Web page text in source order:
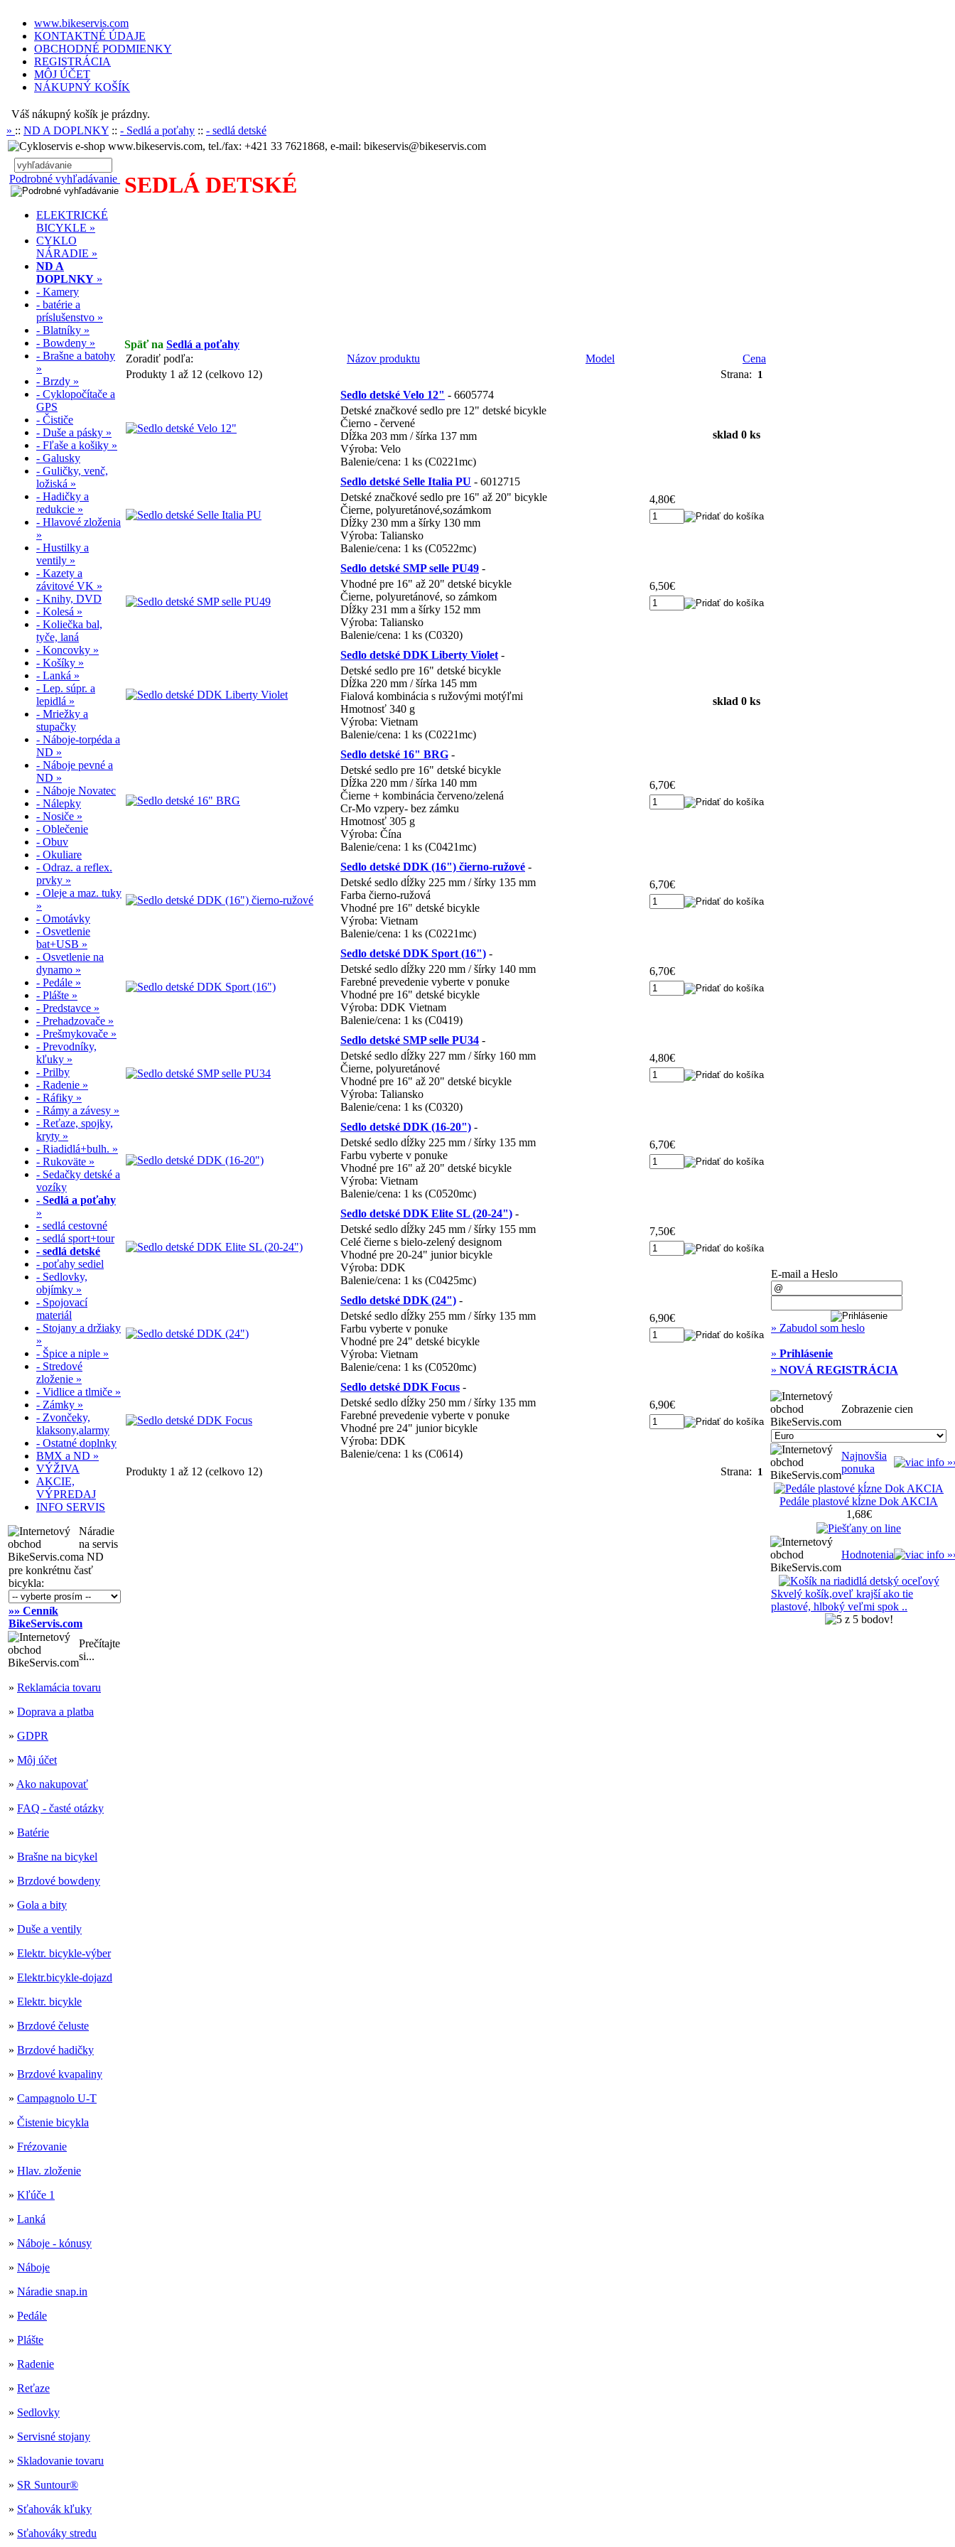
www.bikeservis.com
KONTAKTNÉ ÚDAJE
OBCHODNÉ PODMIENKY
REGISTRÁCIA
MÔJ ÚČET
NÁKUPNÝ KOŠÍK
Váš nákupný košík je prázdny.
» :: ND A DOPLNKY :: - Sedlá a poťahy :: - sedlá detské
www.bikeservis.com, tel./fax: +421 33 7621868, e-mail: bikeservis@bikeservis.com
Podrobné vyhľadávanie
ELEKTRICKÉ
BICYKLE »
CYKLO
NÁRADIE »
ND A
DOPLNKY »
- Kamery
- batérie a
príslušenstvo »
- Blatníky »
- Bowdeny »
- Brašne a batohy
»
- Brzdy »
- Cyklopočítače a
GPS
- Čističe
- Duše a pásky »
- Fľaše a košiky »
- Galusky
- Guličky, venč,
ložiská »
- Hadičky a
redukcie »
- Hlavové zloženia
»
- Hustilky a
ventily »
- Kazety a
závitové VK »
- Knihy, DVD
- Kolesá »
- Koliečka bal,
tyče, laná
- Koncovky »
- Košíky »
- Lanká »
- Lep. súpr. a
lepidlá »
- Mriežky a
stupačky
- Náboje-torpéda a
ND »
- Náboje pevné a
ND »
- Náboje Novatec
- Nálepky
- Nosiče »
- Oblečenie
- Obuv
- Okuliare
- Odraz. a reflex.
prvky »
- Oleje a maz. tuky
»
- Omotávky
- Osvetlenie
bat+USB »
- Osvetlenie na
dynamo »
- Pedále »
- Plášte »
- Predstavce »
- Prehadzovače »
- Prešmykovače »
- Prevodníky,
kľuky »
- Prilby
- Radenie »
- Ráfiky »
- Rámy a závesy »
- Reťaze, spojky,
kryty »
- Riadidlá+bulh. »
- Rukoväte »
- Sedačky detské a
vozíky
- Sedlá a poťahy
»
- sedlá cestovné
- sedlá sport+tour
- sedlá detské
- poťahy sediel
- Sedlovky,
objímky »
- Spojovací
materiál
- Stojany a držiaky
»
- Špice a niple »
- Stredové
zloženie »
- Vidlice a tlmiče »
- Zámky »
- Zvončeky,
klaksony,alarmy
- Ostatné doplnky
BMX a ND »
VÝŽIVA
AKCIE,
VÝPREDAJ
INFO SERVIS
Náradie
na servis
a ND
pre konkrétnu časť
bicykla:
»» Cenník
BikeServis.com
Prečítajte
si...
» Reklamácia tovaru
» Doprava a platba
» GDPR
» Môj účet
» Ako nakupovať
» FAQ - časté otázky
» Batérie
» Brašne na bicykel
» Brzdové bowdeny
» Gola a bity
» Duše a ventily
» Elektr. bicykle-výber
» Elektr.bicykle-dojazd
» Elektr. bicykle
» Brzdové čeluste
» Brzdové hadičky
» Brzdové kvapaliny
» Campagnolo U-T
» Čistenie bicykla
» Frézovanie
» Hlav. zloženie
» Kľúče 1
» Lanká
» Náboje - kónusy
» Náboje
» Náradie snap.in
» Pedále
» Plášte
» Radenie
» Reťaze
» Sedlovky
» Servisné stojany
» Skladovanie tovaru
» SR Suntour®
» Sťahovák kľuky
» Sťahováky stredu
SEDLÁ DETSKÉ
Späť na Sedlá a poťahy
Zoradiť podľa:
Názov produktu Model
Cena
Produkty 1 až 12 (celkovo 12)
Strana: 1
Sedlo detské Velo 12" - 6605774
Detské značkové sedlo pre 12" detské bicykle
Čierno - červené
Dĺžka 203 mm / šírka 137 mm
Výroba: Velo
Balenie/cena: 1 ks (C0221mc)
sklad 0 ks
Sedlo detské Selle Italia PU - 6012715
Detské značkové sedlo pre 16" až 20" bicykle
Čierne, polyuretánové,sozámkom
Dĺžky 230 mm a šírky 130 mm
Výroba: Taliansko
Balenie/cena: 1 ks (C0522mc)
4,80€
Sedlo detské SMP selle PU49 -
Vhodné pre 16" až 20" detské bicykle
Čierne, polyuretánové, so zámkom
Dĺžky 231 mm a šírky 152 mm
Výroba: Taliansko
Balenie/cena: 1 ks (C0320)
6,50€
Sedlo detské DDK Liberty Violet -
Detské sedlo pre 16" detské bicykle
Dĺžka 220 mm / šírka 145 mm
Fialová kombinácia s ružovými motýľmi
Hmotnosť 340 g
Výroba: Vietnam
Balenie/cena: 1 ks (C0221mc)
sklad 0 ks
Sedlo detské 16" BRG -
Detské sedlo pre 16" detské bicykle
Dĺžka 220 mm / šírka 140 mm
Čierne + kombinácia červeno/zelená
Cr-Mo vzpery- bez zámku
Hmotnosť 305 g
Výroba: Čína
Balenie/cena: 1 ks (C0421mc)
6,70€
Sedlo detské DDK (16") čierno-ružové -
Detské sedlo dĺžky 225 mm / šírky 135 mm
Farba čierno-ružová
Vhodné pre 16" detské bicykle
Výroba: Vietnam
Balenie/cena: 1 ks (C0221mc)
6,70€
Sedlo detské DDK Sport (16") -
Detské sedlo dĺžky 220 mm / šírky 140 mm
Farebné prevedenie vyberte v ponuke
Vhodné pre 16" detské bicykle
Výroba: DDK Vietnam
Balenie/cena: 1 ks (C0419)
6,70€
Sedlo detské SMP selle PU34 -
Detské sedlo dĺžky 227 mm / šírky 160 mm
Čierne, polyuretánové
Vhodné pre 16" až 20" detské bicykle
Výroba: Taliansko
Balenie/cena: 1 ks (C0320)
4,80€
Sedlo detské DDK (16-20") -
Detské sedlo dĺžky 225 mm / šírky 135 mm
Farbu vyberte v ponuke
Vhodné pre 16" až 20" detské bicykle
Výroba: Vietnam
Balenie/cena: 1 ks (C0520mc)
6,70€
Sedlo detské DDK Elite SL (20-24") -
Detské sedlo dĺžky 245 mm / šírky 155 mm
Celé čierne s bielo-zelený designom
Vhodné pre 20-24" junior bicykle
Výroba: DDK
Balenie/cena: 1 ks (C0425mc)
7,50€
Sedlo detské DDK (24") -
Detské sedlo dĺžky 255 mm / šírky 135 mm
Farbu vyberte v ponuke
Vhodné pre 24" detské bicykle
Výroba: Vietnam
Balenie/cena: 1 ks (C0520mc)
6,90€
Sedlo detské DDK Focus -
Detské sedlo dĺžky 250 mm / šírky 135 mm
Farebné prevedenie vyberte v ponuke
Vhodné pre 24" junior bicykle
Výroba: DDK
Balenie/cena: 1 ks (C0614)
6,90€
Produkty 1 až 12 (celkovo 12) Strana: 1
E-mail a Heslo
» Zabudol som heslo
» Prihlásenie
» NOVÁ REGISTRÁCIA
Zobrazenie cien
Najnovšia
ponuka
Pedále plastové kĺzne Dok AKCIA
1,68€
Hodnotenia
Skvelý košík,oveľ krajší ako tie
plastové, hlboký veľmi spok ..